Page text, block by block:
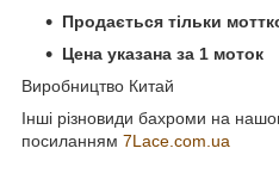
Продається тільки
Цена указана за 1 моток
Виробництво Китай
Інші різновиди бахроми на
посиланням 7Lace.com.ua